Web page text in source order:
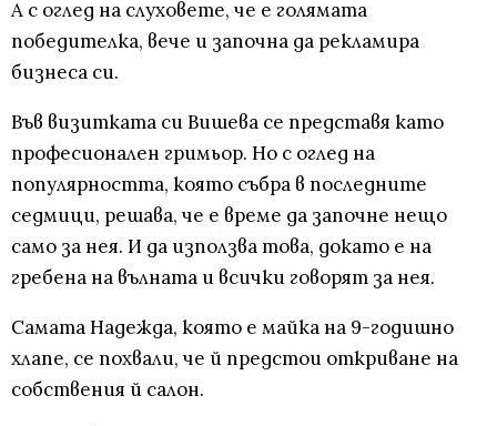
А с оглед на слуховете, че е голямата
победителка, вече и започна да рекламира
бизнеса си.
Във визитката си Вишева се представя като
професионален гримьор. Но с оглед на
популярността, която събра в последните
седмици, решава, че е време да започне нещо
само за нея. И да използва това, докато е на
гребена на вълната и всички говорят за нея.
Самата Надежда, която е майка на 9-годишно
хлапе, се похвали, че й предстои откриване на
собствения й салон.